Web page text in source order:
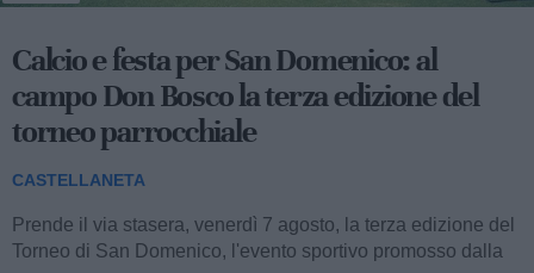
Occhiali da sole in dono ai bambini della
Pediatria del San Pio
CASTELLANETA
Stamane, nella struttura semplice di Pediatria dell’ospedale
San Pio di Castellaneta, sono stati donati occhiali da sole ai
bambini in cura....